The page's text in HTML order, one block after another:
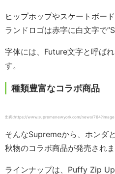
ヒップホップやスケートボー
ランドロゴは赤字に白文字で
字体には、Future文字と呼ば
す。
種類豊富なコラボ商品
出典:https://www.supremenewyork.com/news/
そんなSupremeから、ホンダ
秋物のコラボ商品が発売されま
ラインナップは、Puffy Zip